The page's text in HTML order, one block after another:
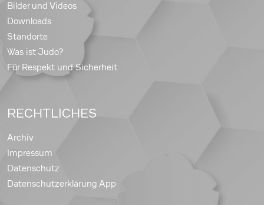
Bilder und Videos
Downloads
Standorte
Was ist Judo?
Für Respekt und Sicherheit
RECHTLICHES
Archiv
Impressum
Datenschutz
Datenschutzerklärung App